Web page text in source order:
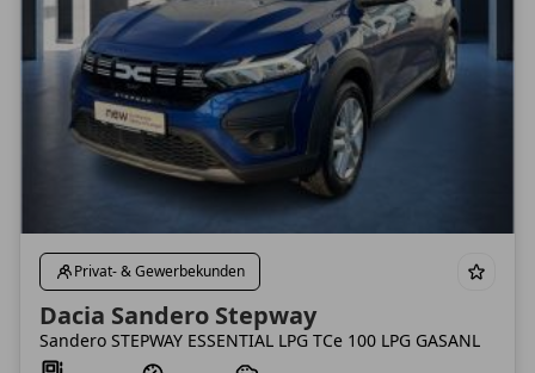
Privat- & Gewerbekunden
Dacia Sandero Stepway
Sandero STEPWAY ESSENTIAL LPG TCe 100 LPG GASANL